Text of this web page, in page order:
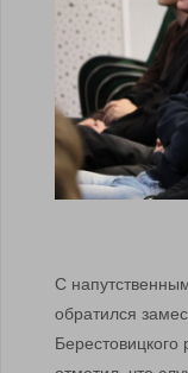
С
обратился
Берестовицкого